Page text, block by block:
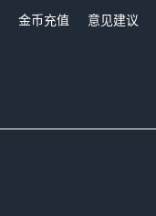
金币充值 意见建议